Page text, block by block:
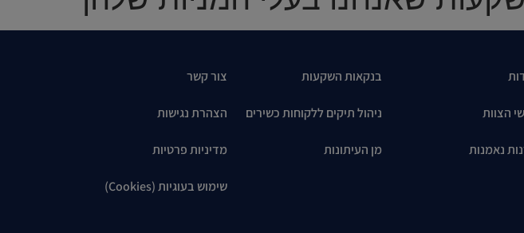
הצוות
נאמנות
בנקאות השקעות
ניהול תיקים ללקוחות כשירים
מן העיתונות
צור קשר
הצהרת נגישות
מדיניות פרטיות
שימוש בעוגיות (Cookies)